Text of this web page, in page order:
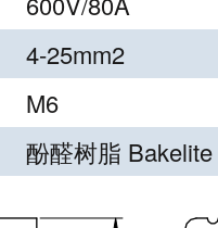
4-25mm2
M6
酚醛树脂 Bakelite